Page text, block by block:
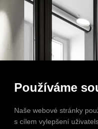
Používáme
Naše webové stránky
s cílem vylepšení